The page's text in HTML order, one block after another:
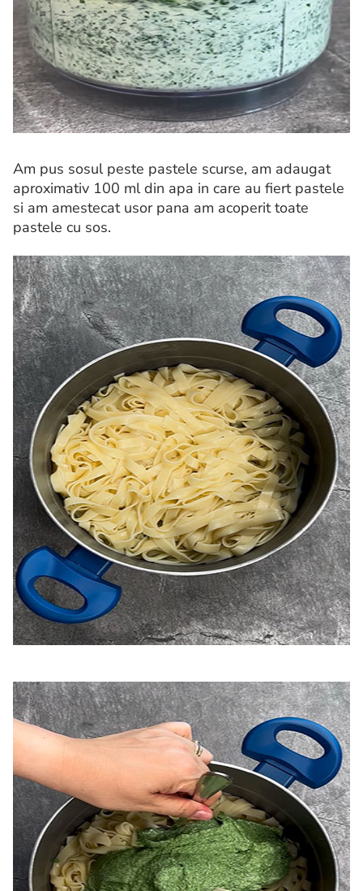
Am pus sosul peste pastele scurse, am adaugat
aproximativ 100 ml din apa in care au fiert pastele
si am amestecat usor pana am acoperit toate
pastele cu sos.